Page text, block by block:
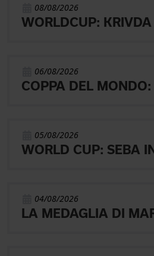
08/08/2026
06/08/2026
05/08/2026
04/08/2026